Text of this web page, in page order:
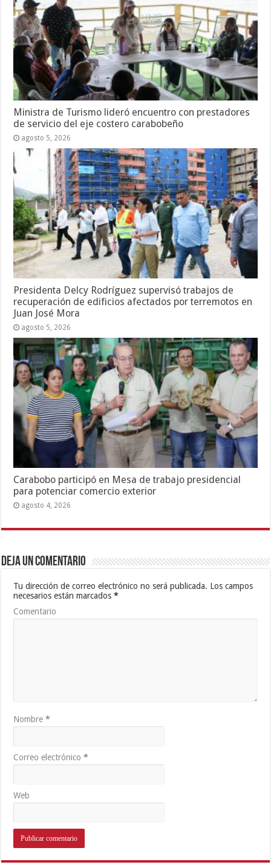
Ministra de Turismo lideró encuentro con prestadores
de servicio del eje costero carabobeño
agosto 5, 2026
Presidenta Delcy Rodríguez supervisó trabajos de
recuperación de edificios afectados por terremotos en
Juan José Mora
agosto 5, 2026
Carabobo participó en Mesa de trabajo presidencial
para potenciar comercio exterior
agosto 4, 2026
Deja un comentario
Tu dirección de correo electrónico no será publicada. Los campos
necesarios están marcados*
Comentario
Nombre*
Correo electrónico*
Web